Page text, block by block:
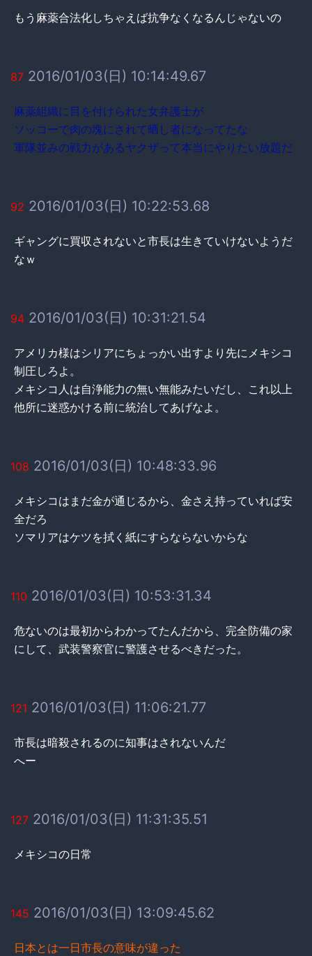
もう麻薬合法化しちゃえば抗争なくなるんじゃないの
87 2016/01/03(日) 10:14:49.67
麻薬組織に目を付けられた女弁護士が
ソッコーで肉の塊にされて晒し者になってたな
軍隊並みの戦力があるヤクザって本当にやりたい放題だ
92 2016/01/03(日) 10:22:53.68
ギャングに買収されないと市長は生きていけないようだ
なｗ
94 2016/01/03(日) 10:31:21.54
アメリカ様はシリアにちょっかい出すより先にメキシコ
制圧しろよ。
メキシコ人は自浄能力の無い無能みたいだし、これ以上
他所に迷惑かける前に統治してあげなよ。
108 2016/01/03(日) 10:48:33.96
メキシコはまだ金が通じるから、金さえ持っていれば安
全だろ
ソマリアはケツを拭く紙にすらならないからな
110 2016/01/03(日) 10:53:31.34
危ないのは最初からわかってたんだから、完全防備の家
にして、武装警察官に警護させるべきだった。
121 2016/01/03(日) 11:06:21.77
市長は暗殺されるのに知事はされないんだ
へー
127 2016/01/03(日) 11:31:35.51
メキシコの日常
145 2016/01/03(日) 13:09:45.62
日本とは一日市長の意味が違った